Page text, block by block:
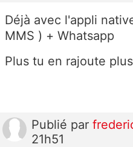
Déjà avec l'appli
MMS ) + Whatsapp
Plus tu en rajoute
Publié par
21h51